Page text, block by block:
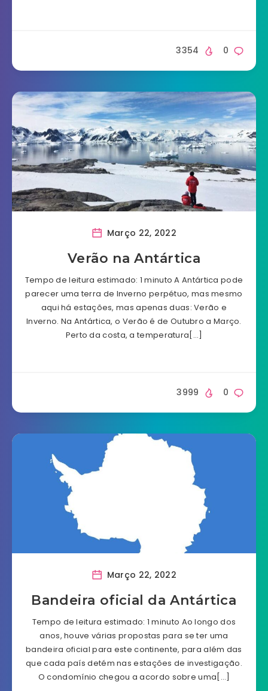
0
3354
Março 22, 2022
Verão na Antártica
Tempo de leitura estimado: 1 minuto A Antártica pode
parecer uma terra de Inverno perpétuo, mas mesmo
aqui há estações, mas apenas duas: Verão e
Inverno. Na Antártica, o Verão é de Outubro a Março.
Perto da costa, a temperatura[…]
0
3999
Março 22, 2022
Bandeira oficial da Antártica
Tempo de leitura estimado: 1 minuto Ao longo dos
anos, houve várias propostas para se ter uma
bandeira oficial para este continente, para além das
que cada país detém nas estações de investigação.
O condomínio chegou a acordo sobre uma[…]